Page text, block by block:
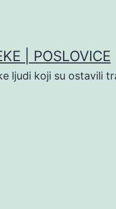
| POSLOVICE
ljudi koji su ostavili